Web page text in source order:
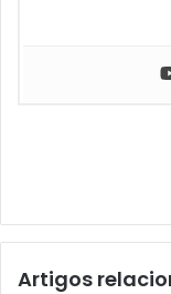
Artigos